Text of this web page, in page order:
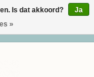
Is dat akkoord?
Ja
»